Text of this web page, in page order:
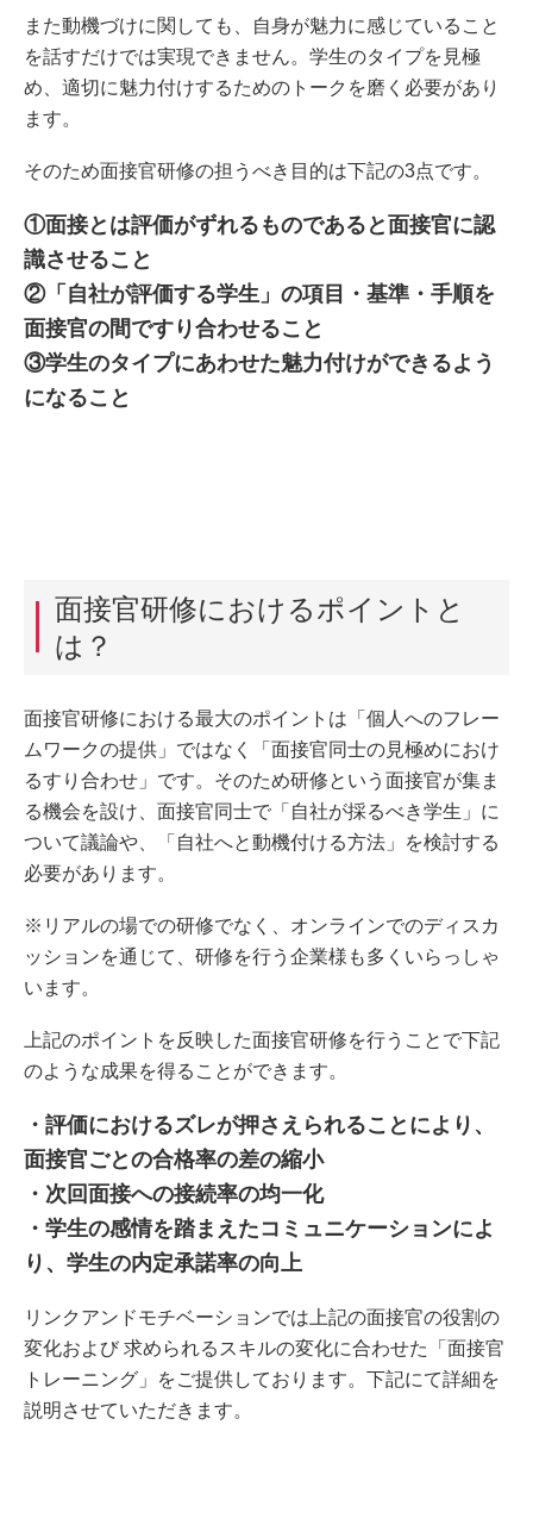
また動機づけに関しても、自身が魅力に感じていること
を話すだけでは実現できません。学生のタイプを見極
め、適切に魅力付けするためのトークを磨く必要があり
ます。
そのため面接官研修の担うべき目的は下記の3点です。
①面接とは評価がずれるものであると面接官に認
識させること
②「自社が評価する学生」の項目・基準・手順を
面接官の間ですり合わせること
③学生のタイプにあわせた魅力付けができるよう
になること
面接官研修におけるポイントと
は？
面接官研修における最大のポイントは「個人へのフレー
ムワークの提供」ではなく「面接官同士の見極めにおけ
るすり合わせ」です。そのため研修という面接官が集ま
る機会を設け、面接官同士で「自社が採るべき学生」に
ついて議論や、「自社へと動機付ける方法」を検討する
必要があります。
※リアルの場での研修でなく、オンラインでのディスカ
ッションを通じて、研修を行う企業様も多くいらっしゃ
います。
上記のポイントを反映した面接官研修を行うことで下記
のような成果を得ることができます。
・評価におけるズレが押さえられることにより、
面接官ごとの合格率の差の縮小
・次回面接への接続率の均一化
・学生の感情を踏まえたコミュニケーションによ
り、学生の内定承諾率の向上
リンクアンドモチベーションでは上記の面接官の役割の
変化および 求められるスキルの変化に合わせた「面接官
トレーニング」をご提供しております。下記にて詳細を
説明させていただきます。